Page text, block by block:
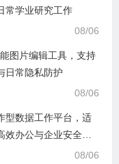
常学业研究工作
08/06
图片编辑工具，支持
日常隐私防护
08/06
型数据工作平台，适
效办公与企业安全管
08/06